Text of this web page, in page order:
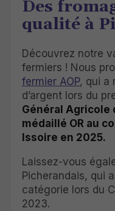
Des
qualité à
Découvrez notre
fermiers ! Nous
fermier AOP, qui a
d’argent lors du
Général Agricole
médaillé OR au
Issoire en 2025.
Laissez-vous
Picherandais, qui
catégorie lors du
2023.